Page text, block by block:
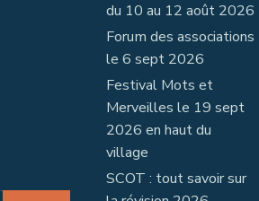
du 10 au 12 août 2026
Forum des associations
le 6 sept 2026
Festival Mots et
Merveilles le 19 sept
2026 en haut du
village
SCOT : tout savoir sur